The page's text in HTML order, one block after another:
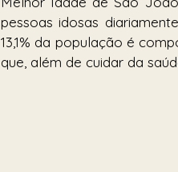
pessoas idosas
13,1% da população é
que, além de cuidar da